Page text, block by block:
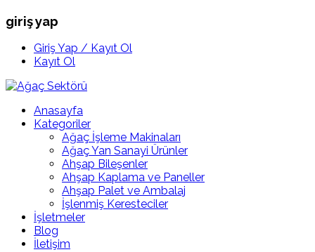
giriş yap
Giriş Yap / Kayıt Ol
Kayıt Ol
Anasayfa
Kategoriler
Ağaç İşleme Makinaları
Ağaç Yan Sanayi Ürünler
Ahşap Bileşenler
Ahşap Kaplama ve Paneller
Ahşap Palet ve Ambalaj
İşlenmiş Keresteciler
İşletmeler
Blog
İletişim